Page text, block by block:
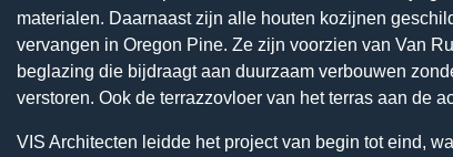
materialen. Daarnaast zijn alle houten kozijnen
vervangen in Oregon Pine. Ze zijn voorzien van Van
beglazing die bijdraagt aan duurzaam verbouwen
verstoren. Ook de terrazzovloer van het terras aan de
VIS Architecten leidde het project van begin tot eind,